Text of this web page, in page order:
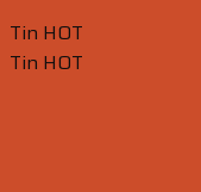
Tin HOT
Tin HOT